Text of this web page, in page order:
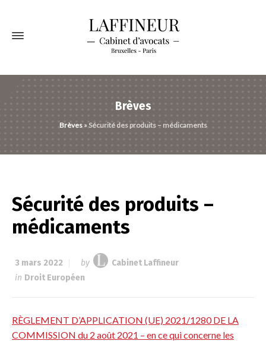
Brèves
Brèves»Sécurité des produits – médicaments
Sécurité des produits –
médicaments
3 mars 2022 by
Cabinet Laffineur
in Droit Européen
RÈGLEMENT D’APPLICATION (UE) 2021/1280 DE LA
COMMISSION du 2 août 2021 – en ce qui concerne les